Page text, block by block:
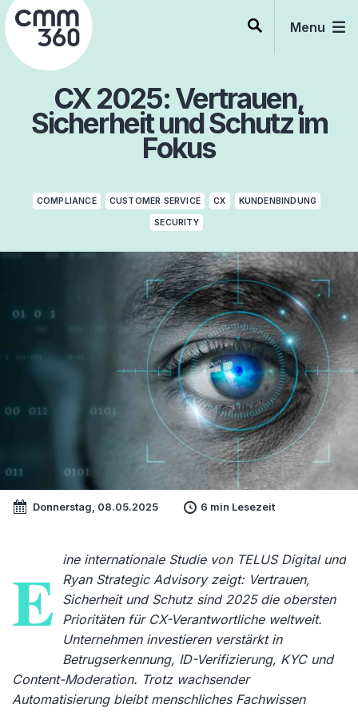
Skip
to
content
Menu
CX 2025: Vertrauen,
Sicherheit und Schutz im
Fokus
COMPLIANCE CUSTOMER SERVICE CX KUNDENBINDUNG
SECURITY
Donnerstag, 08.05.2025 6 min Lesezeit
E ine internationale Studie von TELUS Digital und
Ryan Strategic Advisory zeigt: Vertrauen,
Sicherheit und Schutz sind 2025 die obersten
Prioritäten für CX-Verantwortliche weltweit.
Unternehmen investieren verstärkt in
Betrugserkennung, ID-Verifizierung, KYC und
Content-Moderation. Trotz wachsender
Automatisierung bleibt menschliches Fachwissen